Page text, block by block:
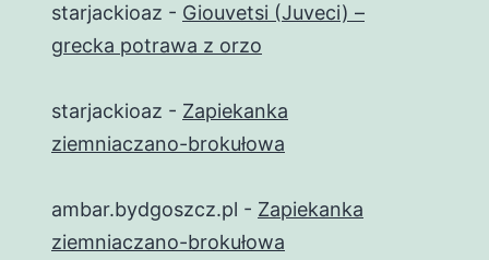
starjackioaz - Giouvetsi (Juveci) –
grecka potrawa z orzo
starjackioaz - Zapiekanka
ziemniaczano-brokułowa
ambar.bydgoszcz.pl - Zapiekanka
ziemniaczano-brokułowa